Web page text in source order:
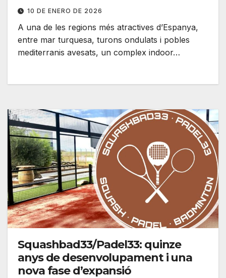
10 DE ENERO DE 2026
A una de les regions més atractives d’Espanya,
entre mar turquesa, turons ondulats i pobles
mediterranis avesats, un complex indoor…
Squashbad33/Padel33: quinze
anys de desenvolupament i una
nova fase d’expansió